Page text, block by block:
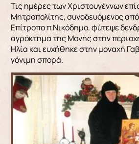
Τις ημέρες των Χριστουγέννων
Μητροπολίτης, συνοδευόμενος
Επίτροπο π.Νικόδημο, φύτεψε
αγρόκτημα της Μονής στην
Ηλία και ευχήθηκε στην μοναχή
γόνιμη σπορά.